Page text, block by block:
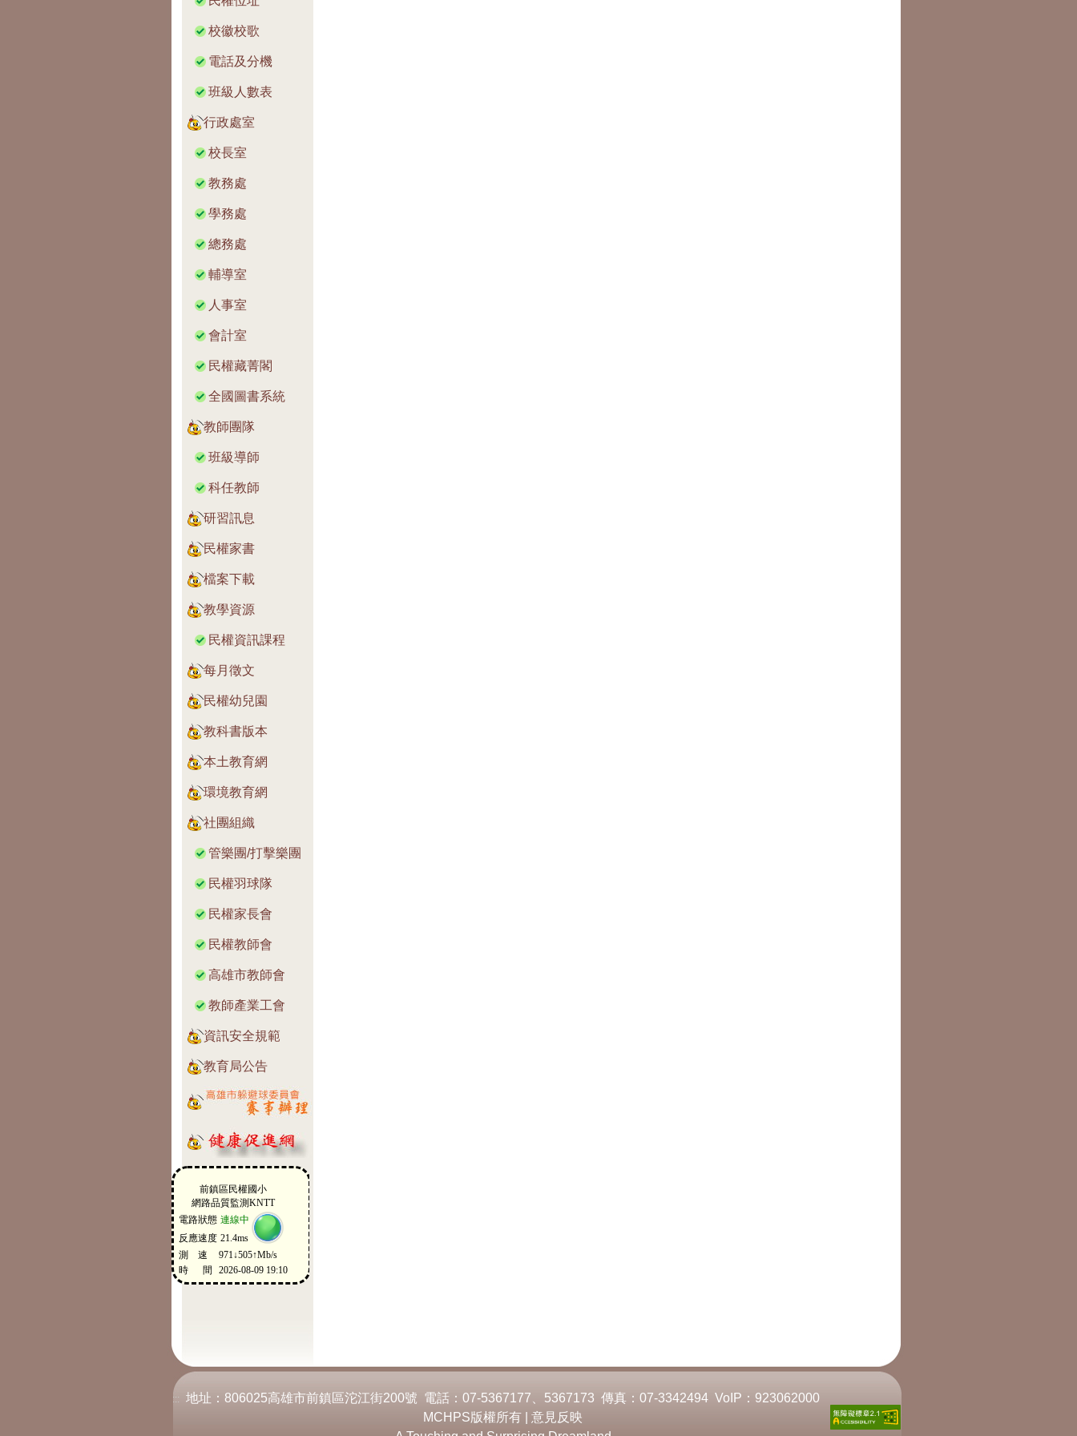
校徽校歌
電話及分機
班級人數表
行政處室
校長室
教務處
學務處
總務處
輔導室
人事室
會計室
民權藏菁閣
全國圖書系統
教師團隊
班級導師
科任教師
研習訊息
民權家書
檔案下載
教學資源
民權資訊課程
每月徵文
民權幼兒園
教科書版本
本土教育網
環境教育網
社團組織
管樂團/打擊樂團
民權羽球隊
民權家長會
民權教師會
高雄市教師會
教師產業工會
資訊安全規範
教育局公告
::: 地址：806025高雄市前鎮區沱江街200號 電話：07-5367177、5367173 傳真：07-3342494 VoIP： 923062000
MCHPS版權所有 | 意見反映